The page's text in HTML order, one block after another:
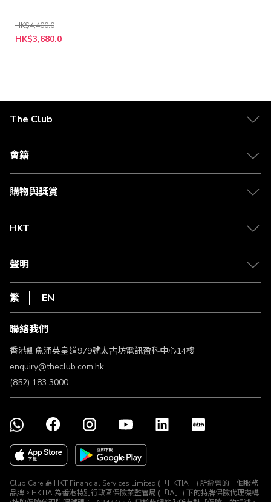
HK$4,400.0
特
殊
HK$3,680.0
The Club
關於 The Club
合作夥伴
媒體中心
會籍
會籍及專屬禮遇
賺取積分
購物與獎賞
物流與配送
Club Shopping 商品領取站
常見問題
HKT
csl.
1010
HKT
聲明
私隱聲明
使用條款
條款及細則
不歧視及不騷擾聲明
認可牌照及通告
繁 EN
聯絡我們
香港鰂魚涌英皇道979號太古坊電訊盈科中心14樓
enquiry@theclub.com.hk
(852) 183 3000
Club Care 為 HKT Financial Services Limited (「HKTIA」) 所經營的一個服務
品牌。HKTIA 為香港特別行政區保險業監管局 (「IA」) 下的持牌保險代理機構